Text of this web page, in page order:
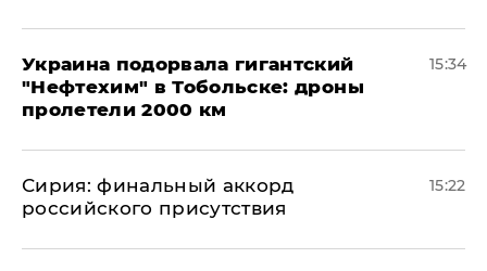
Украина подорвала гигантский
"Нефтехим" в Тобольске: дроны
пролетели 2000 км
15:34
​Сирия: финальный аккорд
российского присутствия
15:22